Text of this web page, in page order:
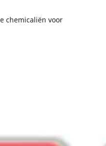
chemicaliën voor